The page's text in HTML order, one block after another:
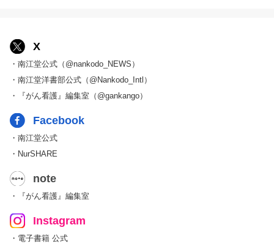
X
・南江堂公式（@nankodo_NEWS）
・南江堂洋書部公式（@Nankodo_Intl）
・『がん看護』編集室（@gankango）
Facebook
・南江堂公式
・NurSHARE
note
・『がん看護』編集室
Instagram
・電子書籍 公式